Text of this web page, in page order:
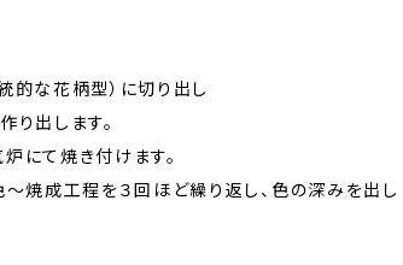
的な花柄型）に切り出し
出します。
にて焼き付けます。
焼成工程を３回ほど繰り返し、色の深みを出し